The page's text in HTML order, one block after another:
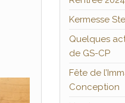
Kermesse
Quelques
de GS-CP
Fête de
Conception